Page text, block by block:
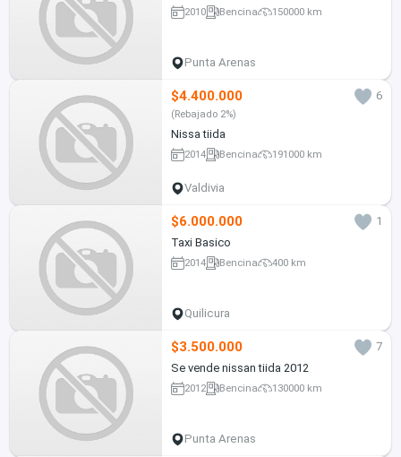
2010 Bencina 150000 km
Punta Arenas
$4.400.000 6
(Rebajado 2%)
Nissa tiida
2014 Bencina 191000 km
Valdivia
$6.000.000
1
Taxi Basico
2014 Bencina 400 km
Quilicura
$3.500.000
7
Se vende nissan tiida 2012
2012 Bencina 130000 km
Punta Arenas